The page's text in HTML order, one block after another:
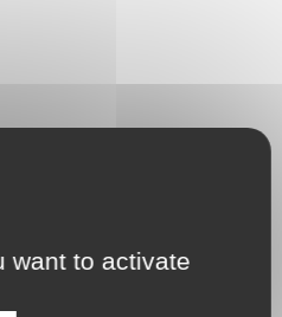
want to activate